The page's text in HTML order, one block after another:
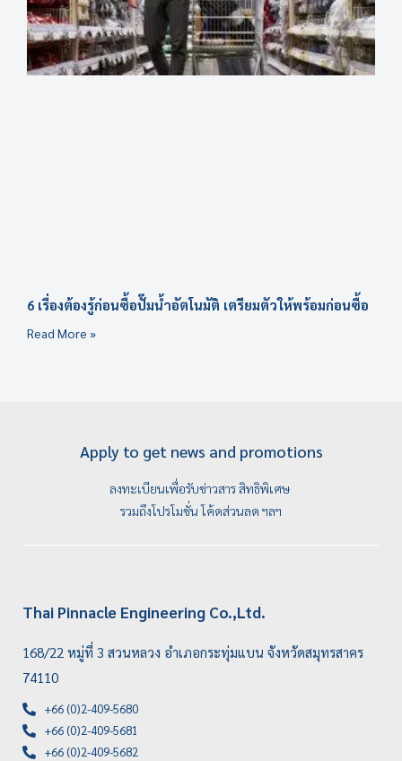
6 เรื่องต้องรู้ก่อนซื้อปั๊มน้ำอัตโนมัติ เตรียมตัวให้พร้อมก่อนซื้อ
Read More »
Apply to get news and promotions
ลงทะเบียนเพื่อรับข่าวสาร สิทธิพิเศษ
รวมถึงโปรโมชั่น โค้ดส่วนลด ฯลฯ
Thai Pinnacle Engineering Co.,Ltd.
168/22 หมู่ที่ 3 สวนหลวง อำเภอกระทุ่มแบน จังหวัดสมุทรสาคร
74110
+66 (0)2-409-5680
+66 (0)2-409-5681
+66 (0)2-409-5682